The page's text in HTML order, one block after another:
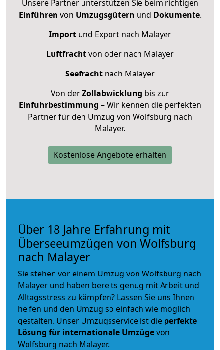
Unsere Partner unterstützen Sie beim richtigen
Einführen von Umzugsgütern und Dokumente.
Import und Export nach Malayer
Luftfrachtvon oder nach Malayer
Seefracht nach Malayer
Von derZollabwicklung bis zur
Einfuhrbestimmung – Wir kennen die perfekten
Partner für den Umzug von Wolfsburg nach
Malayer.
Kostenlose Angebote erhalten
Über 18 Jahre Erfahrung mit
Überseeumzügen von Wolfsburg
nach Malayer
Sie stehen vor einem Umzug von Wolfsburg nach
Malayer und haben bereits genug mit Arbeit und
Alltagsstress zu kämpfen? Lassen Sie uns Ihnen
helfen und den Umzug so einfach wie möglich
gestalten. Unser Umzugsservice ist die perfekte
Lösung für internationale Umzügevon
Wolfsburg nach Malayer.